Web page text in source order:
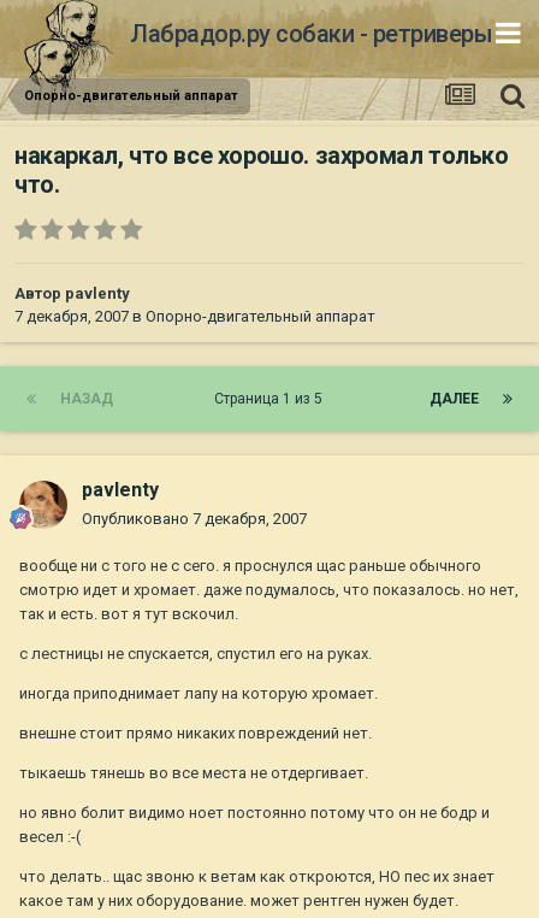
Лабрадор.ру собаки - ретриверы
Опорно-двигательный аппарат
накаркал, что все хорошо. захромал только
что.
Автор pavlenty
7 декабря, 2007 в Опорно-двигательный аппарат
НАЗАД ДАЛЕЕ
Страница 1 из 5
pavlenty
Опубликовано 7 декабря, 2007
вообще ни с того не с сего. я проснулся щас раньше обычного
смотрю идет и хромает. даже подумалось, что показалось. но нет,
так и есть. вот я тут вскочил.
с лестницы не спускается, спустил его на руках.
иногда приподнимает лапу на которую хромает.
внешне стоит прямо никаких повреждений нет.
тыкаешь тянешь во все места не отдергивает.
но явно болит видимо ноет постоянно потому что он не бодр и
весел :-(
что делать.. щас звоню к ветам как откроются, НО пес их знает
какое там у них оборудование. может рентген нужен будет.